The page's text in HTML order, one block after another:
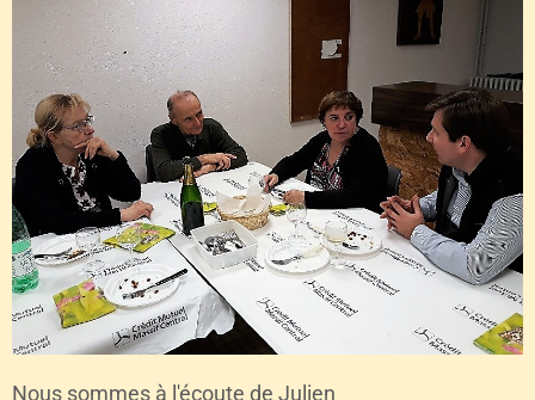
Nous sommes à l'écoute de Julien